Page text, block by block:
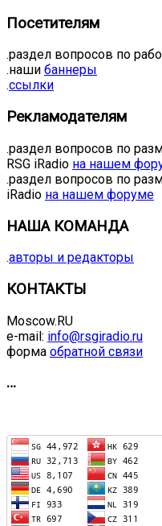
Посетителям
.раздел вопросов по
.наши баннеры
.ссылки
Рекламодателям
.раздел вопросов по
RSG iRadio на нашем
.раздел вопросов по
iRadio на нашем форуме
НАША КОМАНДА
.авторы и редакторы
КОНТАКТЫ
Moscow.RU
e-mail: info@rsgiradio.ru
форма обратной связи
…